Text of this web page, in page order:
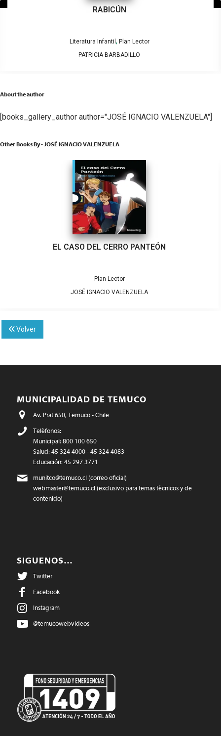
RABICÚN
Literatura Infantil , Plan Lector
PATRICIA BARBADILLO
About the author
[books_gallery_author author="JOSÉ IGNACIO VALENZUELA"]
Other Books By - JOSÉ IGNACIO VALENZUELA
EL CASO DEL CERRO PANTEÓN
Plan Lector
JOSÉ IGNACIO VALENZUELA
Volver
MUNICIPALIDAD DE TEMUCO
Av. Prat 650, Temuco - Chile
Teléfonos:
Municipal: 800 100 650
Salud: 45 324 4000 - 45 324 4083
Educación: 45 297 3771
munitco@temuco.cl(correo oficial)
webmaster@temuco.cl(exclusivo para temas técnicos y de
contenido)
SIGUENOS…
Twitter
Facebook
Instagram
@temucowebvideos